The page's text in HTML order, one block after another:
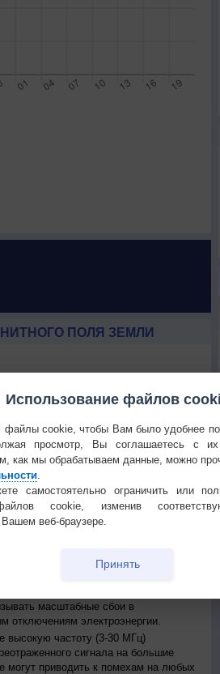
ПОЛЯ ЗЕМЛИ
магнитосферы Земли под
солнечного ветра сжимает
ветра взаимодействиует с
энергии в магнитосферу. Это
магнитосферу и увеличению силы
причиной коронарного выброса или
солнечного ветра из областей
Частота усилений и ослаблений
пятен. Коронарные бури возникают
а потоковые - при минимамльной.
космической погодой.
на хозяйственную
поля около проводника, в нем
к перегрузкам в электросетях.
масштабные сбои в
отключениям электроэнергии.
высокую частоту (3-30 МГц)
сигнала на большие
могут приводить к помехам на любых
Использование файлов
cookie, чтобы Вам было удобнее
просмотр, Вы соглашаетесь с их
как мы обрабатываем данные, можно
самостоятельно ограничить или
cookie, изменив
веб-браузере.
Принять